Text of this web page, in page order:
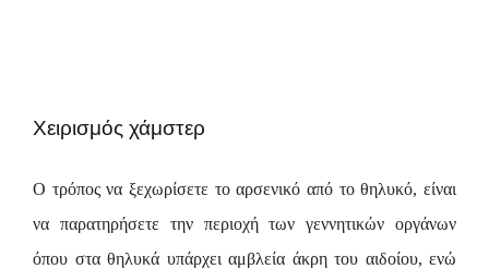
Χειρισμός χάμστερ
Ο τρόπος να ξεχωρίσετε το αρσενικό από το θηλυκό, είναι
να παρατηρήσετε την περιοχή των γεννητικών οργάνων
όπου στα θηλυκά υπάρχει αμβλεία άκρη του αιδοίου, ενώ